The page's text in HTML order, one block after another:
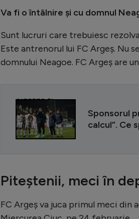
Va fi o întâlnire și cu domnul
Sunt lucruri care trebuiesc
Este antrenorul lui FC Argeș. Nu
domnului Neagoe. FC Argeș are
CITEȘTE ȘI
Sponsorul
calcul”. Ce
Piteștenii, meci în
FC Argeș va juca primul meci din